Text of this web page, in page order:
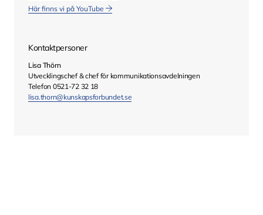
Här finns vi på YouTube
Kontaktpersoner
Lisa Thörn
Utvecklingschef & chef för kommunikationsavdelningen
Telefon 0521-72 32 18
lisa.thorn@kunskapsforbundet.se